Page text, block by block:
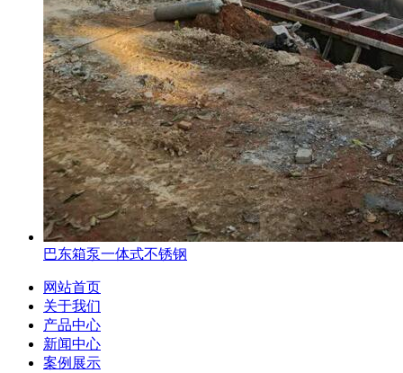
巴东箱泵一体式不锈钢
网站首页
关于我们
产品中心
新闻中心
案例展示